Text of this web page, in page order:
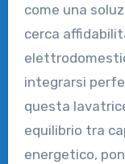
come una
cerca
integrarsi
questa
equilibrio tra
energetico,